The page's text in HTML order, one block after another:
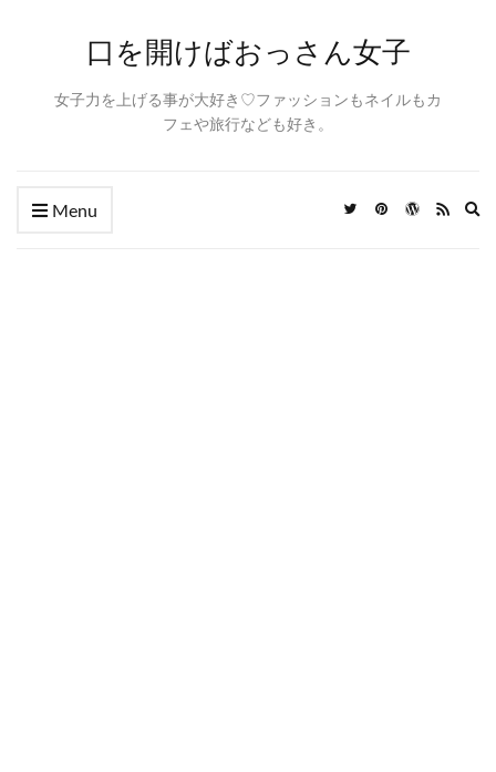
口を開けばおっさん女子
女子力を上げる事が大好き♡ファッションもネイルもカ
フェや旅行なども好き。
Menu